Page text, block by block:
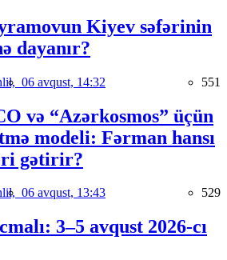
Kiyev səfərinin
dayanır?
06 avqust, 14:32 551
və “Azərkosmos” üçün
modeli: Fərman hansı
gətirir?
06 avqust, 13:43 529
3–5 avqust 2026-cı